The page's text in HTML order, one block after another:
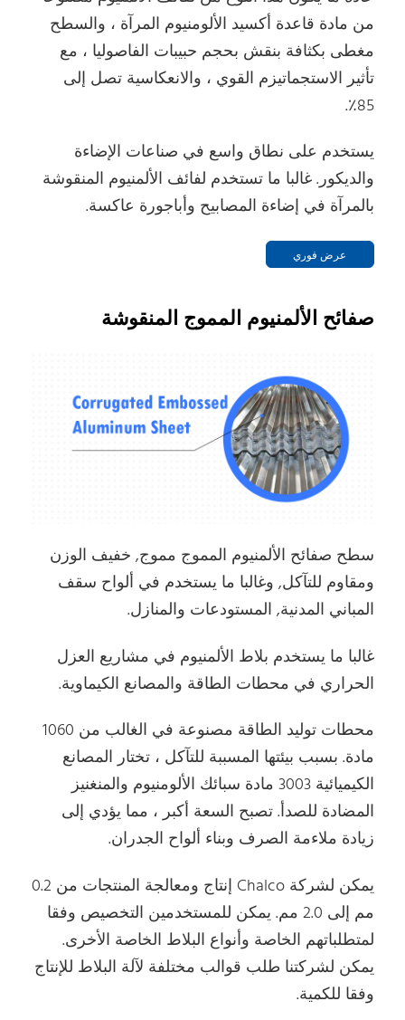
من مادة قاعدة أكسيد الألومنيوم المرآة ، والسطح
مغطى بكثافة بنقش بحجم حبيبات الفاصوليا ، مع
تأثير الاستجماتيزم القوي ، والانعكاسية تصل إلى
85٪.
يستخدم على نطاق واسع في صناعات الإضاءة
والديكور. غالبا ما تستخدم لفائف الألمنيوم المنقوشة
بالمرآة في إضاءة المصابيح وأباجورة عاكسة.
عرض فوري
صفائح الألمنيوم المموج المنقوشة
سطح صفائح الألمنيوم المموج مموج, خفيف الوزن
ومقاوم للتآكل, وغالبا ما يستخدم في ألواح سقف
المباني المدنية, المستودعات والمنازل.
غالبا ما يستخدم بلاط الألمنيوم في مشاريع العزل
الحراري في محطات الطاقة والمصانع الكيماوية.
محطات توليد الطاقة مصنوعة في الغالب من 1060
مادة. بسبب بيئتها المسببة للتآكل ، تختار المصانع
الكيميائية 3003 مادة سبائك الألومنيوم والمنغنيز
المضادة للصدأ. تصبح السعة أكبر ، مما يؤدي إلى
زيادة ملاءمة الصرف وبناء ألواح الجدران.
يمكن لشركة Chalco إنتاج ومعالجة المنتجات من 0.2
مم إلى 2.0 مم. يمكن للمستخدمين التخصيص وفقا
لمتطلباتهم الخاصة وأنواع البلاط الخاصة الأخرى.
يمكن لشركتنا طلب قوالب مختلفة لآلة البلاط للإنتاج
وفقا للكمية.